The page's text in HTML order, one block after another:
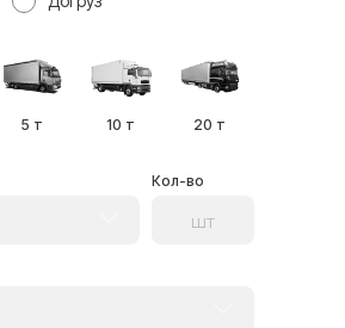
5 т 10 т 20 т
Кол-во